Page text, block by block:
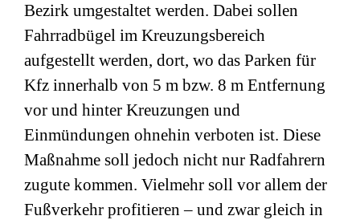
Bezirk umgestaltet werden. Dabei sollen
Fahrradbügel im Kreuzungsbereich
aufgestellt werden, dort, wo das Parken für
Kfz innerhalb von 5 m bzw. 8 m Entfernung
vor und hinter Kreuzungen und
Einmündungen ohnehin verboten ist. Diese
Maßnahme soll jedoch nicht nur Radfahrern
zugute kommen. Vielmehr soll vor allem der
Fußverkehr profitieren – und zwar gleich in